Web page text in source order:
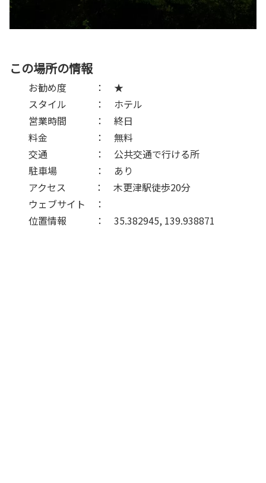
この場所の情報
お勧め度 ： ★
スタイル ： ホテル
営業時間 ： 終日
料金 ： 無料
交通 ： 公共交通で行ける所
駐車場 ： あり
アクセス ： 木更津駅徒歩20分
ウェブサイト ：
位置情報 ： 35.382945, 139.938871